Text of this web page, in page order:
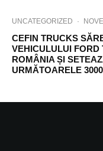
UNCATEGORIZED ·
CEFIN TRUCKS
VEHICULULUI FORD
ROMÂNIA ȘI
URMĂTOARELE